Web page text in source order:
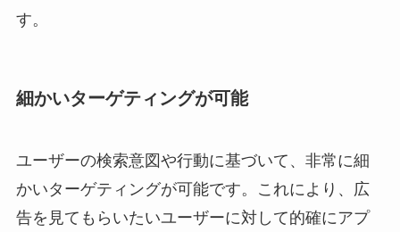
す。
細かいターゲティングが可能
ユーザーの検索意図や行動に基づいて、非常に細
かいターゲティングが可能です。これにより、広
告を見てもらいたいユーザーに対して的確にアプ